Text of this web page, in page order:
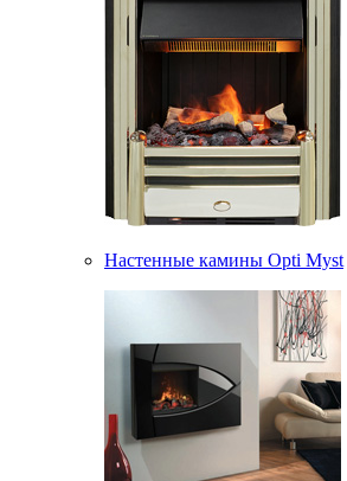
Настенные камины Opti Myst